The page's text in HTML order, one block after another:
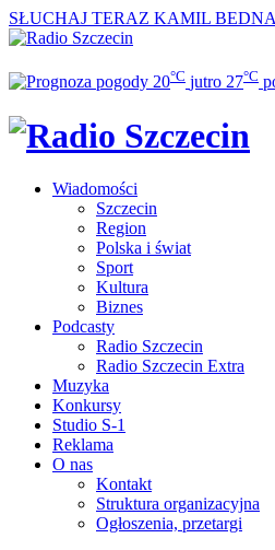
SŁUCHAJ TERAZ KAMIL
20°C jutro 27°C
Wiadomości
Szczecin
Region
Polska i świat
Sport
Kultura
Biznes
Podcasty
Radio Szczecin
Radio Szczecin Extra
Muzyka
Konkursy
Studio S-1
Reklama
O nas
Kontakt
Struktura organizacyjna
Ogłoszenia, przetargi